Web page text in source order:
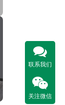
联系我们
关注微信